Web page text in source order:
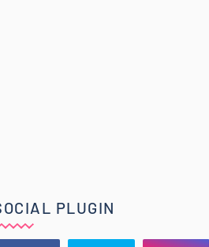
PLUGIN